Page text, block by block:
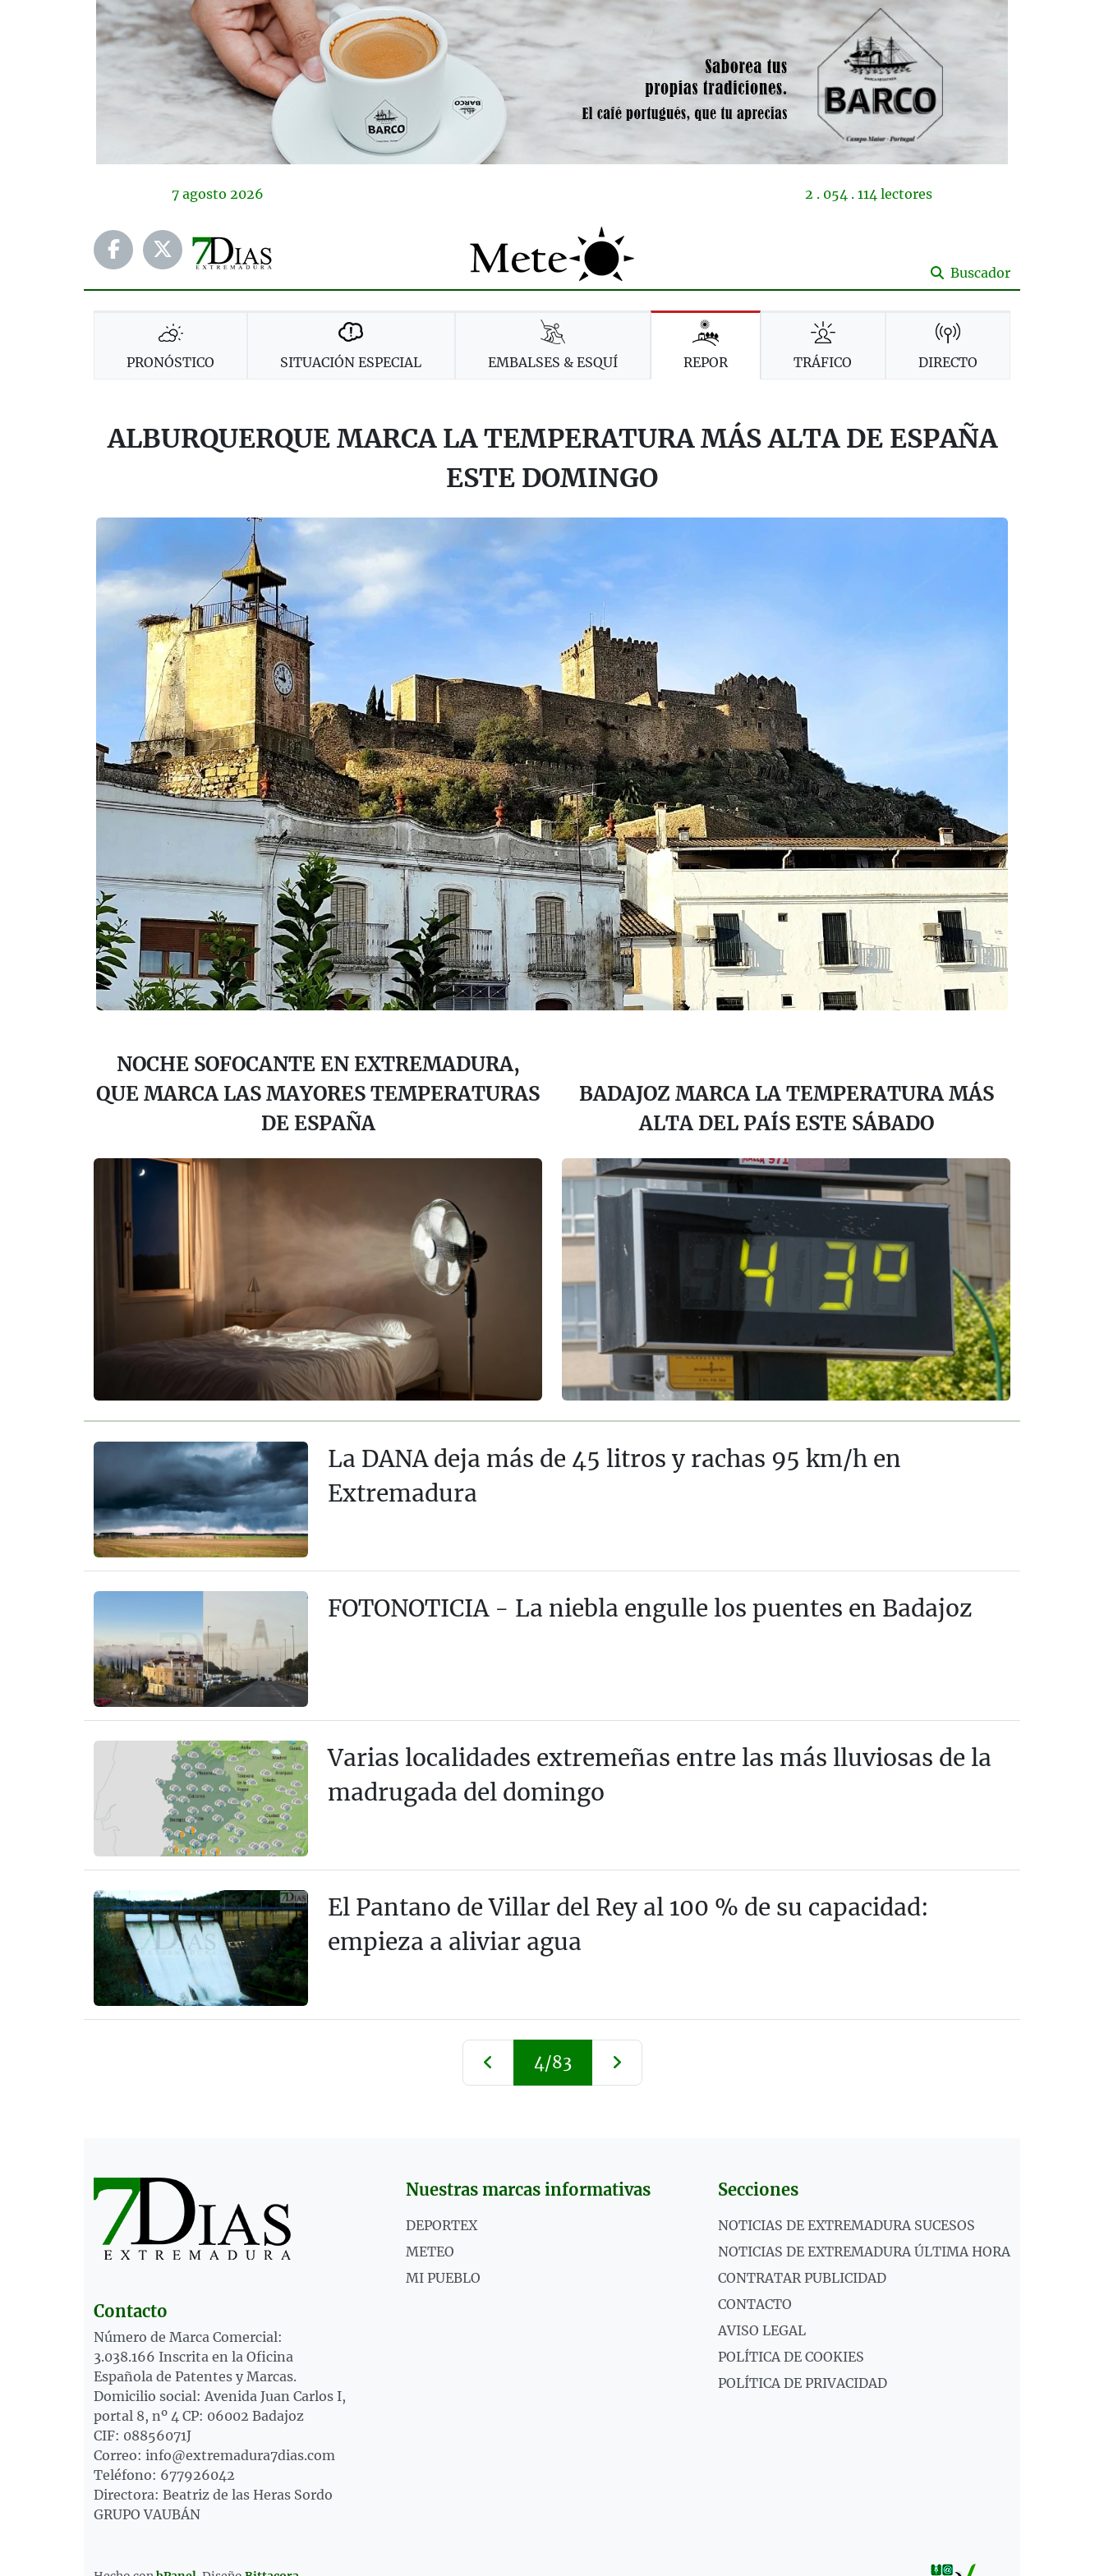
7 agosto 2026 2 . 054 . 114 lectores
Buscador
PRONÓSTICO SITUACIÓN ESPECIAL EMBALSES & ESQUÍ REPOR TRÁFICO DIRECTO
ALBURQUERQUE MARCA LA TEMPERATURA MÁS ALTA DE ESPAÑA
ESTE DOMINGO
NOCHE SOFOCANTE EN EXTREMADURA,
QUE MARCA LAS MAYORES TEMPERATURAS
DE ESPAÑA
BADAJOZ MARCA LA TEMPERATURA MÁS
ALTA DEL PAÍS ESTE SÁBADO
La DANA deja más de 45 litros y rachas 95 km/h en
Extremadura
FOTONOTICIA - La niebla engulle los puentes en Badajoz
Varias localidades extremeñas entre las más lluviosas de la
madrugada del domingo
El Pantano de Villar del Rey al 100 % de su capacidad:
empieza a aliviar agua
4/83
Contacto
Número de Marca Comercial:
3.038.166 Inscrita en la Oficina
Española de Patentes y Marcas.
Domicilio social: Avenida Juan Carlos I,
portal 8, nº 4 CP: 06002 Badajoz
CIF: 08856071J
Correo: info@extremadura7dias.com
Teléfono: 677926042
Directora: Beatriz de las Heras Sordo
GRUPO VAUBÁN
Nuestras marcas informativas
DEPORTEX
METEO
MI PUEBLO
Secciones
NOTICIAS DE EXTREMADURA SUCESOS
NOTICIAS DE EXTREMADURA ÚLTIMA HORA
CONTRATAR PUBLICIDAD
CONTACTO
AVISO LEGAL
POLÍTICA DE COOKIES
POLÍTICA DE PRIVACIDAD